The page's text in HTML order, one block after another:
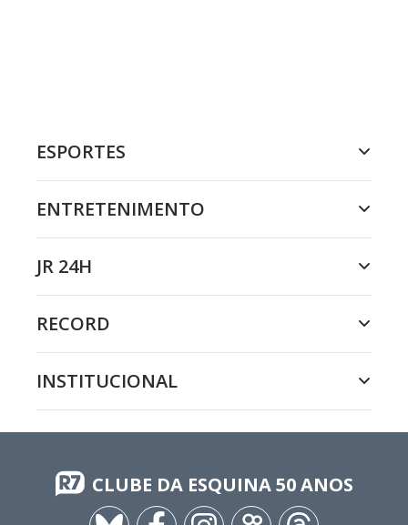
ESPORTES
ENTRETENIMENTO
JR 24H
RECORD
INSTITUCIONAL
CLUBE DA ESQUINA 50 ANOS